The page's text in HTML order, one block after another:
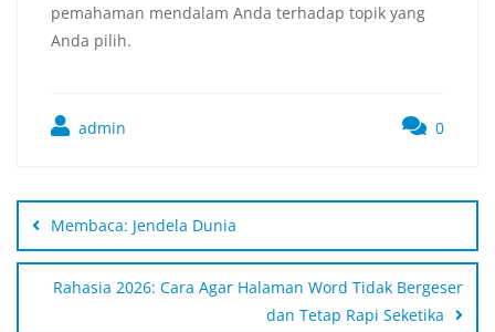
pemahaman mendalam Anda terhadap topik yang
Anda pilih.
admin 0
Membaca: Jendela Dunia
Rahasia 2026: Cara Agar Halaman Word Tidak Bergeser
dan Tetap Rapi Seketika